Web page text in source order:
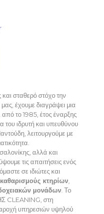
σταθερό στόχο την
έχουμε διαγράψει μια
το 1985, έτος έναρξης
ιδρυτή και υπευθύνου
λειτουργούμε με
αλλά και
τις απαιτήσεις ενός
σε ιδιώτες και
καθαρισμούς κτηρίων,
μονάδων. Το
CLEANING, στη
υπηρεσιών υψηλού